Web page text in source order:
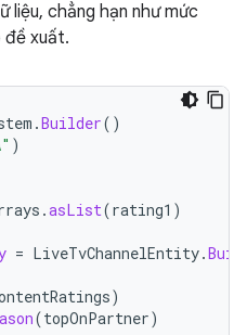
liệu, chẳng hạn như mức
đề xuất.
.Builder()
)
.asList(rating1 )
= LiveTvChannelEntity.
)
(topOnPartner)